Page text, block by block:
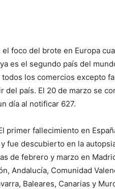
foco del brote en Europa
es el segundo país del
los comercios excepto
del país. El 20 de marzo se
día al notificar 627.
primer fallecimiento en
fue descubierto en la
de febrero y marzo en
Andalucía, Comunidad
Baleares, Canarias y